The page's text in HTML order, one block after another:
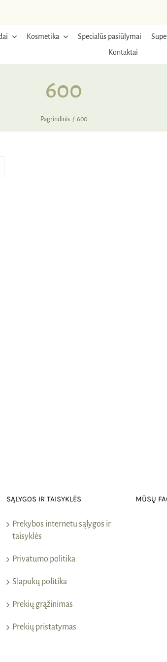
Kosmetika Specialūs pasiūlymai
Kontaktai
600
Pagrindinis 600
SĄLYGOS IR TAISYKLĖS
Prekybos internetu sąlygos ir
taisyklės
Privatumo politika
Slapukų politika
Prekių grąžinimas
Prekių pristatymas
MŪSŲ